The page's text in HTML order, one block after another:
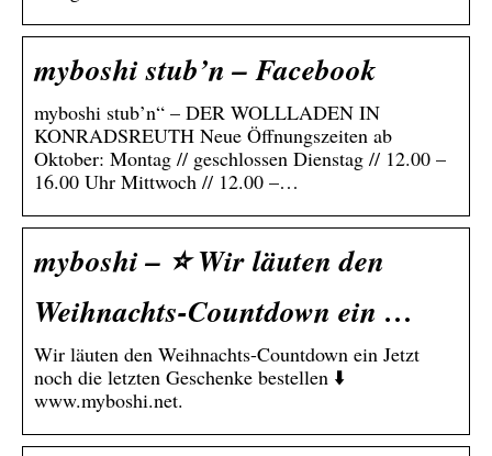
myboshi stub’n – Facebook
myboshi stub’n“ – DER WOLLLADEN IN
KONRADSREUTH Neue Öffnungszeiten ab
Oktober: Montag // geschlossen Dienstag // 12.00 –
16.00 Uhr Mittwoch // 12.00 –…
myboshi – ⭐️ Wir läuten den
Weihnachts-Countdown ein …
Wir läuten den Weihnachts-Countdown ein Jetzt
noch die letzten Geschenke bestellen ⬇️
www.myboshi.net.